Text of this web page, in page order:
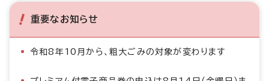
重要なお知らせ
令和8年10月から、粗大ごみの対象が変わります